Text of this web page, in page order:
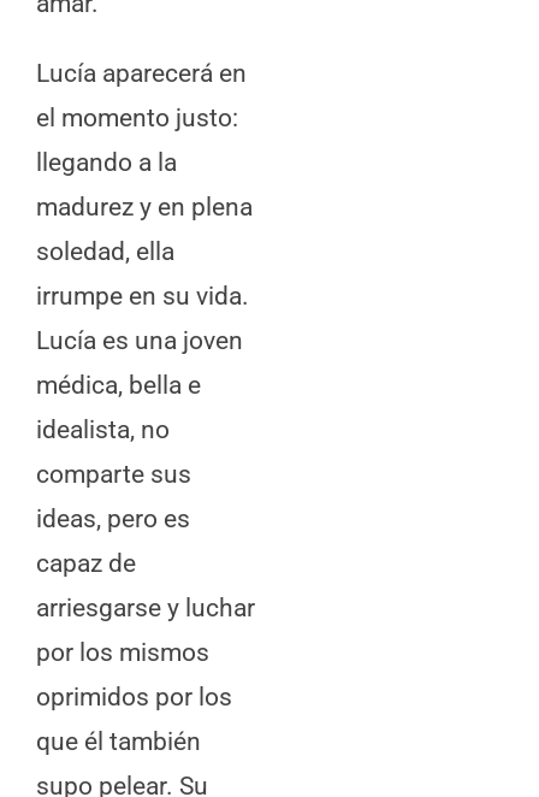
Lucía aparecerá en
el momento justo:
llegando a la
madurez y en plena
soledad, ella
irrumpe en su vida.
Lucía es una joven
médica, bella e
idealista, no
comparte sus
ideas, pero es
capaz de
arriesgarse y luchar
por los mismos
oprimidos por los
que él también
supo pelear. Su